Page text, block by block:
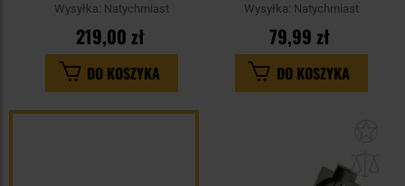
Wysyłka: Natychmiast
219,00 zł
DO KOSZYKA
Wysyłka: Natychmiast
79,99 zł
DO KOSZYKA